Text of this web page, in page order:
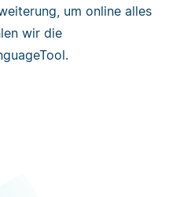
um online alles
wir die